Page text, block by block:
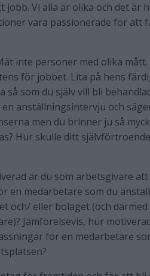
jobb. Vi alla är olika och det är
vara passionerade för att
inte personer med olika
för jobbet. Lita på hens
så som du själv vill bli
anställningsintervju och
men du brinner ju så
Hur skulle ditt
är du som arbetsgivare
en medarbetare som du
och/ eller bolaget (och
Jämförelsevis, hur
för en medarbetare